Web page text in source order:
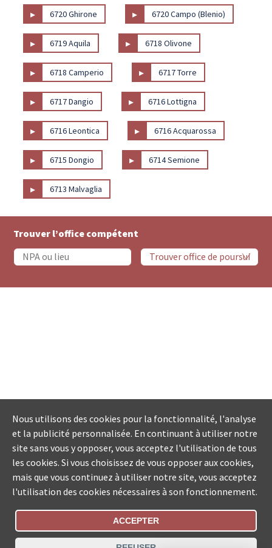
▸ 6720 Ghirone ▸ 6720 Campo (Blenio)
▸ 6719 Aquila ▸ 6718 Olivone
▸ 6718 Camperio ▸ 6717 Torre
▸ 6717 Dangio ▸ 6716 Lottigna
▸ 6716 Leontica ▸ 6716 Acquarossa
▸ 6715 Dongio ▸ 6714 Semione
▸ 6713 Malvaglia
Trouver l’office compétent
Statut De La Commande
Nous utilisons des cookies pour la fonctionnalité, l'analyse
et la publicité personnalisée. En continuant à utiliser notre
site sans vous y opposer, vous acceptez l'utilisation de tous
les cookies. Si vous choisissez de vous opposer aux cookies,
mais que vous continuez à utiliser notre site, vous acceptez
l'utilisation des cookies nécessaires à son fonctionnement.
ACCEPTER